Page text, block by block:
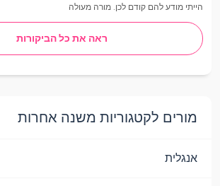
הייתי מודע להם קודם לכן. מורה מעולה
ראה את כל הביקורות
מורים לקטגוריות משנה אחרות
אנגלית